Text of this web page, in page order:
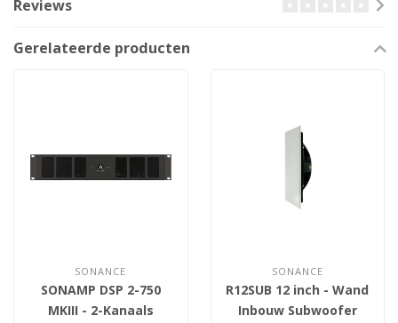
Reviews
Gerelateerde producten
SONANCE
SONAMP DSP 2-750
MKIII - 2-Kanaals
SONANCE
R12SUB 12 inch - Wand
Inbouw Subwoofer